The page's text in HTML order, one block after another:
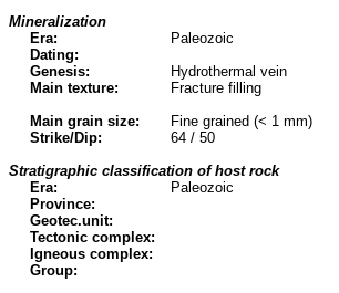
Mineralization
Era:
Paleozoic
Dating:
Genesis:
Hydrothermal vein
Main texture:
Fracture filling
Main grain size:
Fine grained (< 1 mm)
Strike/Dip:
64 / 50
Stratigraphic classification of host rock
Era:
Paleozoic
Province:
Geotec.unit:
Tectonic complex:
Igneous complex:
Group: